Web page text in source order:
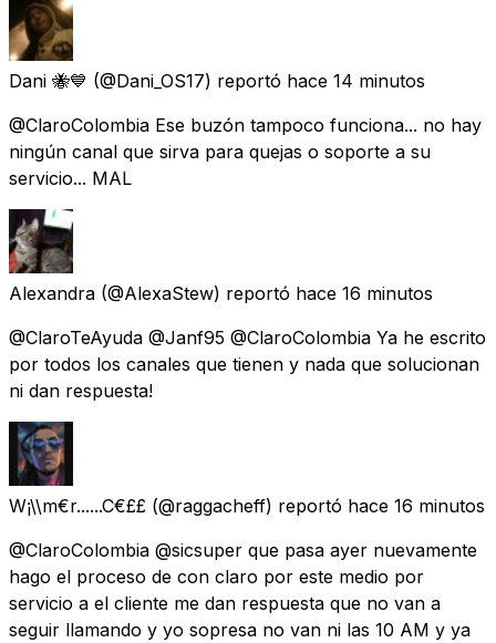
Dani 🐝💙 (@Dani_OS17) reportó hace 14 minutos
@ClaroColombia Ese buzón tampoco funciona... no hay
ningún canal que sirva para quejas o soporte a su
servicio... MAL
Alexandra (@AlexaStew) reportó hace 16 minutos
@ClaroTeAyuda @Janf95 @ClaroColombia Ya he escrito
por todos los canales que tienen y nada que solucionan
ni dan respuesta!
W¡\\m€r......C€££ (@raggacheff) reportó hace 16 minutos
@ClaroColombia @sicsuper que pasa ayer nuevamente
hago el proceso de con claro por este medio por
servicio a el cliente me dan respuesta que no van a
seguir llamando y yo sopresa no van ni las 10 AM y ya